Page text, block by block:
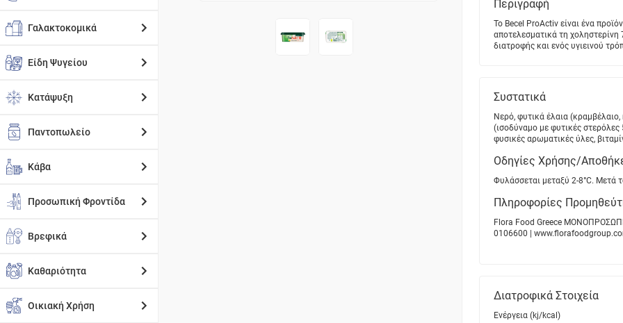
Γαλακτοκομικά
Είδη Ψυγείου
Κατάψυξη
Παντοπωλείο
Κάβα
Προσωπική Φροντίδα
Βρεφικά
Καθαριότητα
Οικιακή Χρήση
Περιγραφή
Το Becel ProActiv είναι ένα
αποτελεσματικά τη χοληστερίνη
διατροφής και ενός υγιεινού
Συστατικά
Νερό, φυτικά έλαια
(ισοδύναμο με φυτικές στερόλες
φυσικές αρωματικές ύλες,
Οδηγίες Χρήσης/
Φυλάσσεται μεταξύ 2-8°C. Μετά
Πληροφορίες
Flora Food Greece
0106600 |
Διατροφικά Στοιχεία
Ενέργεια (kj/kcal)